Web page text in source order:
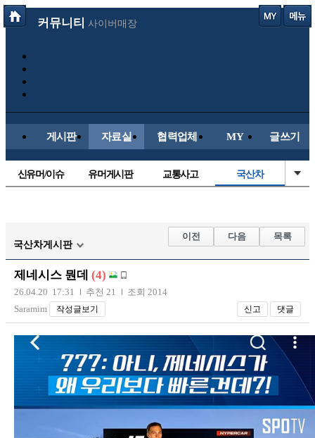
커뮤니티 사이버매장
게시판 자료실 협력업체 MY 글쓰기
신유머/이슈 유머게시판 교통사고 국산차
자유사진 군사/무기
트럭/버스
장착시공사진
국산차게시판
이전 다음 목록
제네시스 뭔데 (4)
26.04.20 17:31 추천 21
조회 2014
Saramim
작성글보기 신고 댓글